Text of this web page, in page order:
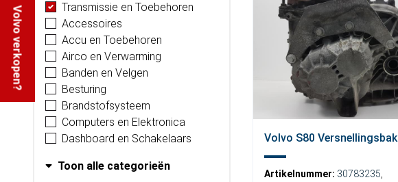
Transmissie en Toebehoren
Accessoires
Accu en Toebehoren
Airco en Verwarming
Banden en Velgen
Besturing
Brandstofsysteem
Computers en Elektronica
Dashboard en Schakelaars
Toon alle categorieën
Volvo S80 Versnellingsbak
Artikelnummer: 30783235
Volvo verkopen?